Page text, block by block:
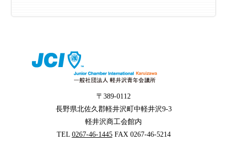
〒389-0112
長野県北佐久郡軽井沢町中軽井沢9-3
軽井沢商工会館内
TEL 0267-46-1445FAX 0267-46-5214